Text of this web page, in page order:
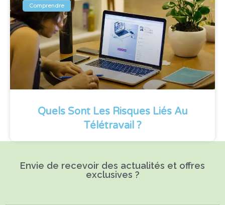
Comprendre
Quels Sont Les Risques Liés Au
Télétravail ?
Envie de recevoir des actualités et offres
exclusives ?